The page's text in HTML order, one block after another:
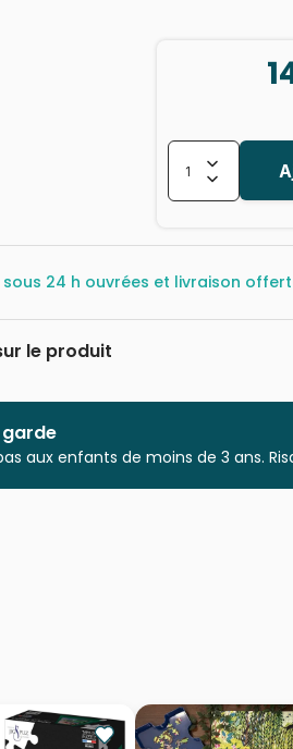
sous 24 h ouvrées et livraison
le produit
Puzzle pour
pièces)
garde
aux enfants de moins de 3 ans.